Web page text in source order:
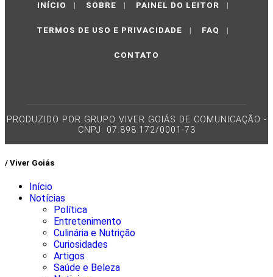
INÍCIO | SOBRE | PAINEL DO LEITOR |
TERMOS DE USO E PRIVACIDADE | FAQ |
CONTATO
PRODUZIDO POR GRUPO VIVER GOIÁS DE COMUNICAÇÃO -
CNPJ: 07.898.172/0001-73
/ Viver Goiás
Início
Notícias
Política
Entretenimento
Culinária e Nutrição
Curiosidades
Artigos
Saúde e Beleza